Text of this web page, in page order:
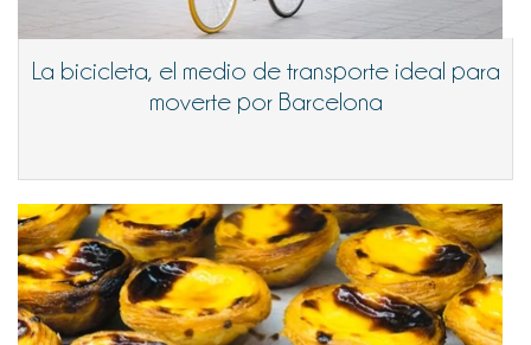
La bicicleta, el medio de transporte ideal para
moverte por Barcelona